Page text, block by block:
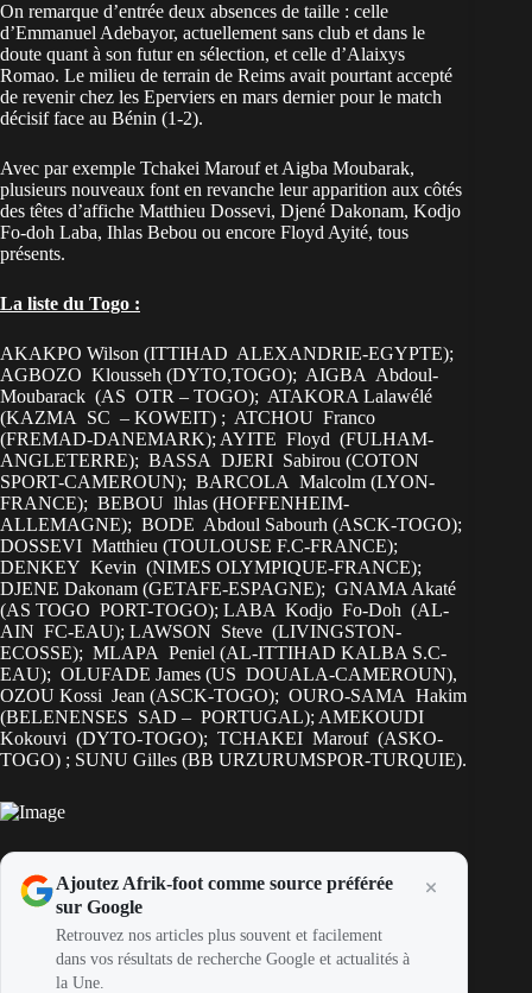
On remarque d’entrée deux absences de taille : celle
d’Emmanuel Adebayor, actuellement sans club et dans le
doute quant à son futur en sélection, et celle d’Alaixys
Romao. Le milieu de terrain de Reims avait pourtant accepté
de revenir chez les Eperviers en mars dernier pour le match
décisif face au Bénin (1-2).
Avec par exemple Tchakei Marouf et Aigba Moubarak,
plusieurs nouveaux font en revanche leur apparition aux côtés
des têtes d’affiche Matthieu Dossevi, Djené Dakonam, Kodjo
Fo-doh Laba, Ihlas Bebou ou encore Floyd Ayité, tous
présents.
La liste du Togo :
AKAKPO Wilson (ITTIHAD ALEXANDRIE-EGYPTE);
AGBOZO Klousseh (DYTO,TOGO); AIGBA Abdoul-
Moubarack (AS OTR – TOGO); ATAKORA Lalawélé
(KAZMA SC – KOWEIT) ; ATCHOU Franco
(FREMAD-DANEMARK); AYITE Floyd (FULHAM-
ANGLETERRE); BASSA DJERI Sabirou (COTON
SPORT-CAMEROUN); BARCOLA Malcolm (LYON-
FRANCE); BEBOU lhlas (HOFFENHEIM-
ALLEMAGNE); BODE Abdoul Sabourh (ASCK-TOGO);
DOSSEVI Matthieu (TOULOUSE F.C-FRANCE);
DENKEY Kevin (NIMES OLYMPIQUE-FRANCE);
DJENE Dakonam (GETAFE-ESPAGNE); GNAMA Akaté
(AS TOGO PORT-TOGO); LABA Kodjo Fo-Doh (AL-
AIN FC-EAU); LAWSON Steve (LIVINGSTON-
ECOSSE); MLAPA Peniel (AL-ITTIHAD KALBA S.C-
EAU); OLUFADE James (US DOUALA-CAMEROUN),
OZOU Kossi Jean (ASCK-TOGO); OURO-SAMA Hakim
(BELENENSES SAD – PORTUGAL); AMEKOUDI
Kokouvi (DYTO-TOGO); TCHAKEI Marouf (ASKO-
TOGO) ; SUNU Gilles (BB URZURUMSPOR-TURQUIE).
Ajoutez Afrik-foot comme source préférée
sur Google
Retrouvez nos articles plus souvent et facilement
dans vos résultats de recherche Google et actualités à
la Une.